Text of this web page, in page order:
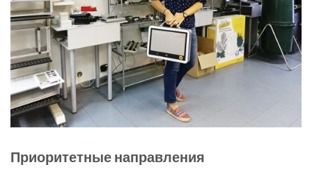
Приоритетные направления